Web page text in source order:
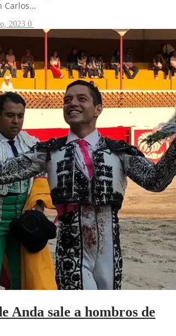
Carlos…
2023 0
Anda sale a hombros de